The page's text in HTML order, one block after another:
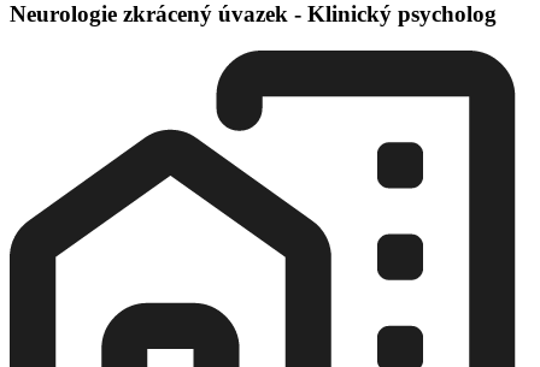
Neurologie zkrácený úvazek - Klinický psycholog